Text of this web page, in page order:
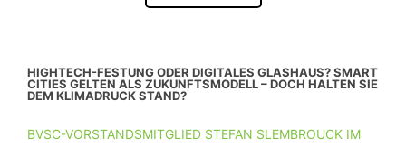
HIGHTECH-FESTUNG ODER DIGITALES GLASHAUS? SMART
CITIES GELTEN ALS ZUKUNFTSMODELL – DOCH HALTEN SIE
DEM KLIMADRUCK STAND?
BVSC-VORSTANDSMITGLIED STEFAN SLEMBROUCK IM